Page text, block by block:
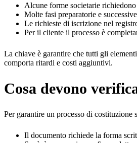
Alcune forme societarie
Molte fasi preparatorie e
Le richieste di iscrizione nel
Per il cliente il processo è
La chiave è garantire che tutti gli
comporta ritardi e costi aggiuntivi.
Cosa devono
Per garantire un processo di costituzione
Il documento richiede la forma